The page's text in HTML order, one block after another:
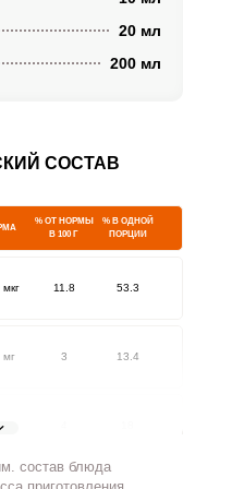
20 мл
200 мл
СОСТАВ
% ОТ НОРМЫ
В 100 Г
% В ОДНОЙ
ПОРЦИИ
11.8 53.3
мг 3 13.4
мг
состав блюда